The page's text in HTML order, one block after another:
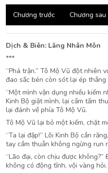
Chương trước Chương sau
Dịch & Biên: Lãng Nhân Môn
***
“Phá trận.” Tô Mộ Vũ đột nhiên
đao sắc bén còn sót lại ép
“Một mình vận dụng nhiều kiếm
Kinh Bộ giật mình, lại cầm tấm
lại đánh về phía Tô Mộ Vũ.
Tô Mộ Vũ lại bỏ một kiếm, chặt
“Ta lại đập!” Lôi Kinh Bộ cắn
tay cầm thuẫn không ngừng run
“Lão đại, còn chịu được
không có động tĩnh, vội vàng hỏi.